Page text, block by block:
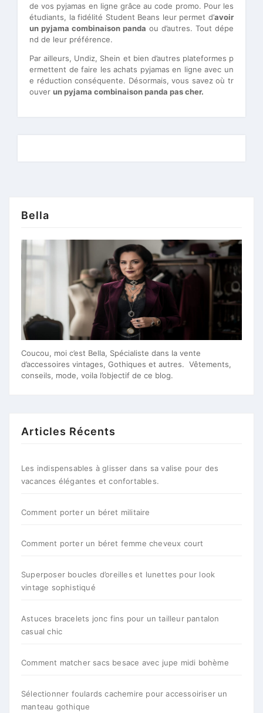
de vos pyjamas en ligne grâce au code promo. Pour les
étudiants, la fidélité Student Beans leur permet d’avoir
un pyjama combinaison panda ou d’autres. Tout dépe
nd de leur préférence.
Par ailleurs, Undiz, Shein et bien d’autres plateformes p
ermettent de faire les achats pyjamas en ligne avec un
e réduction conséquente. Désormais, vous savez où tr
ouver un pyjama combinaison panda pas cher.
Bella
Coucou, moi c’est Bella, Spécialiste dans la vente
d’accessoires vintages, Gothiques et autres. Vêtements,
conseils, mode, voila l’objectif de ce blog.
Articles Récents
Les indispensables à glisser dans sa valise pour des
vacances élégantes et confortables.
Comment porter un béret militaire
Comment porter un béret femme cheveux court
Superposer boucles d’oreilles et lunettes pour look
vintage sophistiqué
Astuces bracelets jonc fins pour un tailleur pantalon
casual chic
Comment matcher sacs besace avec jupe midi bohème
Sélectionner foulards cachemire pour accessoiriser un
manteau gothique